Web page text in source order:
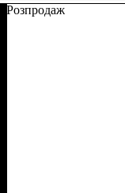
Розпродаж